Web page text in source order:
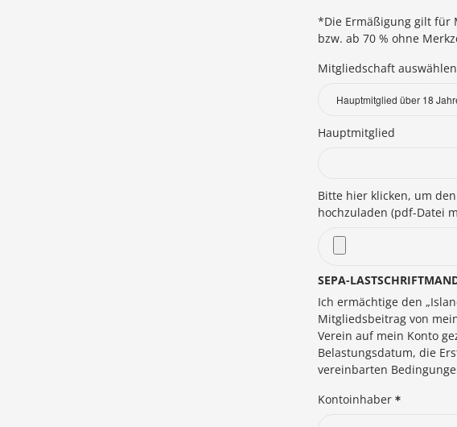
*Die Ermäßigung gilt für
bzw. ab 70 % ohne
Mitgliedschaft auswählen
Hauptmitglied
Bitte hier klicken, um
hochzuladen (pdf-Datei
SEPA-
Ich ermächtige den
Mitgliedsbeitrag von
Verein auf mein Konto
Belastungsdatum, die
vereinbarten
Kontoinhaber